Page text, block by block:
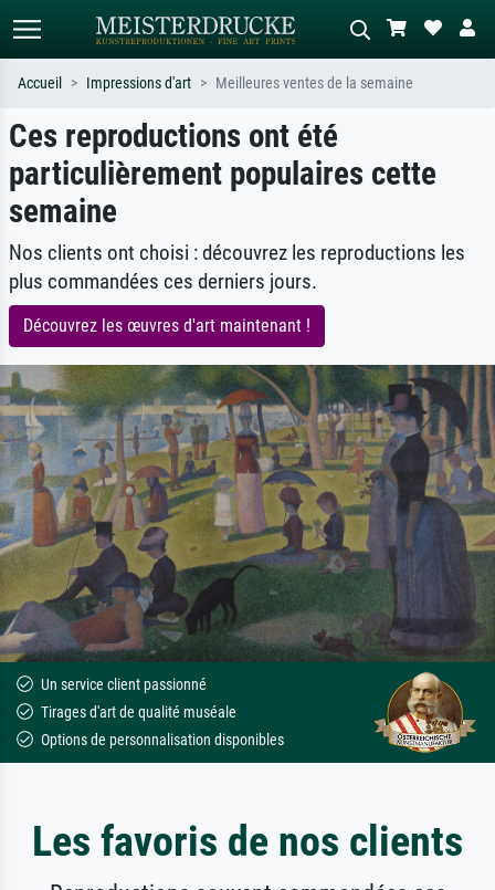
Recherche standard Recherche d'images IA
Recherchez par artiste, titre ou style –
ex. Monet, Nuit étoilée,
impressionnisme, vague de Hokusai,
Décrivez la scène – ex. prairie verte,
abstrait avec beaucoup de rouge,
Accueil Impressions d'art Meilleures ventes de la semaine
Ces reproductions ont été
particulièrement populaires cette
semaine
Nos clients ont choisi : découvrez les reproductions les
plus commandées ces derniers jours.
Découvrez les œuvres d'art maintenant !
Un service client passionné
Tirages d'art de qualité muséale
Options de personnalisation disponibles
Les favoris de nos clients